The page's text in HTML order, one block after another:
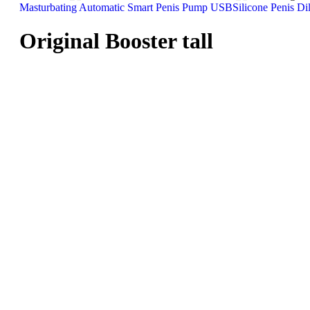
Masturbating Automatic Smart Penis Pump USBSilicone Penis
Original Booster tall